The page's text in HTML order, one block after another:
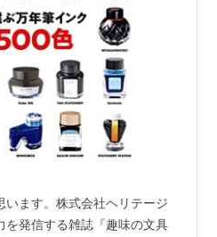
います。株式会社ヘリテージ
を発信する雑誌『趣味の文具